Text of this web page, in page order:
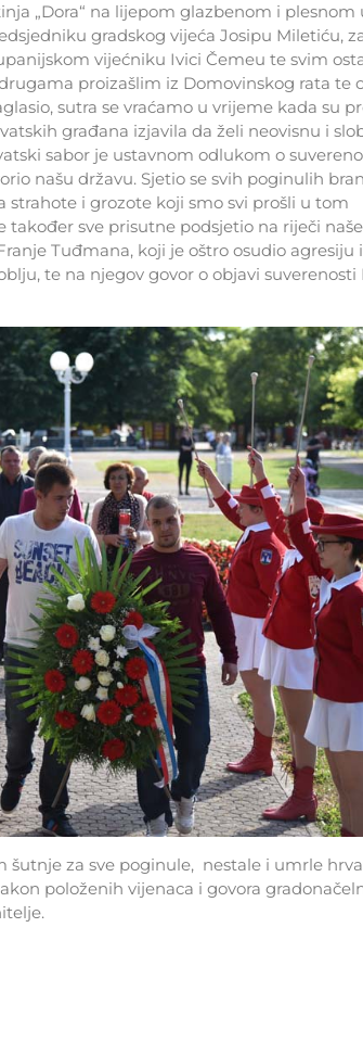
„Dora“ na lijepom glazbenom i plesnom
gradskog vijeća Josipu Miletiću,
vijećniku Ivici Čemeu te svim
proizašlim iz Domovinskog rata te
sutra se vraćamo u vrijeme kada su
građana izjavila da želi neovisnu i
sabor je ustavnom odlukom o
našu državu. Sjetio se svih poginulih
strahote i grozote koji smo svi prošli u tom
sve prisutne podsjetio na riječi
Tuđmana, koji je oštro osudio agresiju
te na njegov govor o objavi suverenosti
šutnje za sve poginule, nestale i umrle
položenih vijenaca i govora